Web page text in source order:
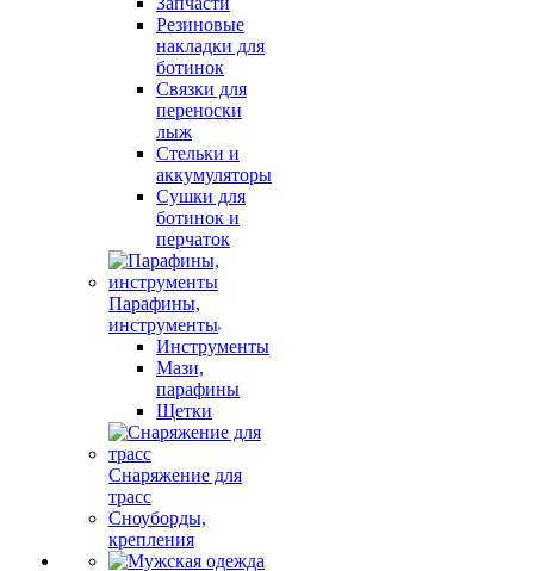
Резиновые
накладки для
ботинок
Связки для
переноски
лыж
Стельки и
аккумуляторы
Сушки для
ботинок и
перчаток
Парафины,
инструменты
Инструменты
Мази,
парафины
Щетки
Снаряжение для
трасс
Сноуборды,
крепления